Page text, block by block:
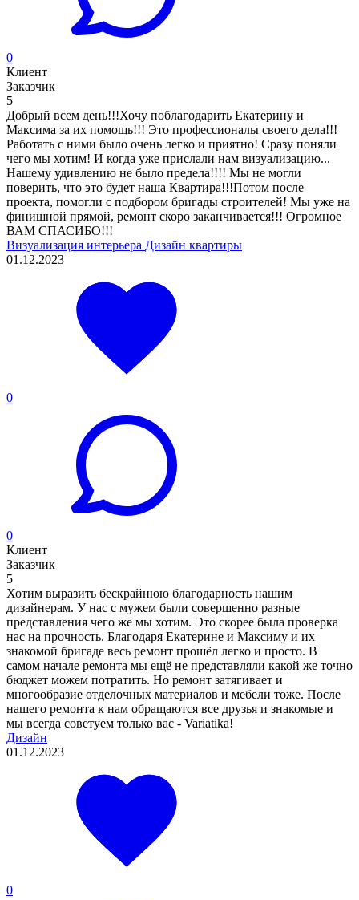
0
Клиент
Заказчик
5
Добрый всем день!!!Хочу поблагодарить Екатерину и
Максима за их помощь!!! Это профессионалы своего дела!!!
Работать с ними было очень легко и приятно! Сразу поняли
чего мы хотим! И когда уже прислали нам визуализацию...
Нашему удивлению не было предела!!!! Мы не могли
поверить, что это будет наша Квартира!!!Потом после
проекта, помогли с подбором бригады строителей! Мы уже на
финишной прямой, ремонт скоро заканчивается!!! Огромное
ВАМ СПАСИБО!!!
Визуализация интерьера Дизайн квартиры
01.12.2023
0
0
Клиент
Заказчик
5
Хотим выразить бескрайнюю благодарность нашим
дизайнерам. У нас с мужем были совершенно разные
представления чего же мы хотим. Это скорее была проверка
нас на прочность. Благодаря Екатерине и Максиму и их
знакомой бригаде весь ремонт прошёл легко и просто. В
самом начале ремонта мы ещё не представляли какой же точно
бюджет можем потратить. Но ремонт затягивает и
многообразие отделочных материалов и мебели тоже. После
нашего ремонта к нам обращаются все друзья и знакомые и
мы всегда советуем только вас - Variatika!
Дизайн
01.12.2023
0